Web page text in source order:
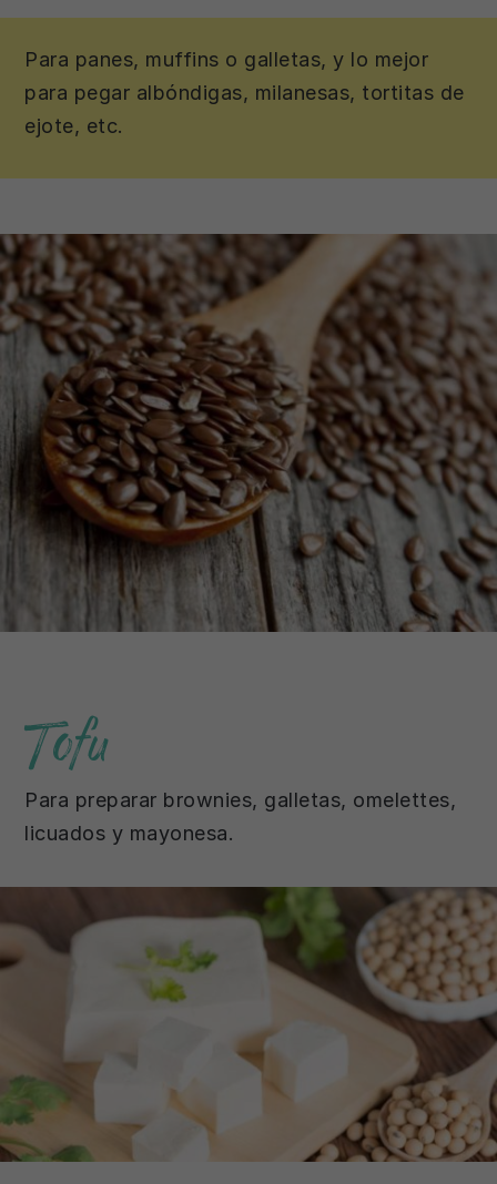
Para panes, muffins o galletas, y lo mejor
para pegar albóndigas, milanesas, tortitas de
ejote, etc.
Tofu
Para preparar brownies, galletas, omelettes,
licuados y mayonesa.